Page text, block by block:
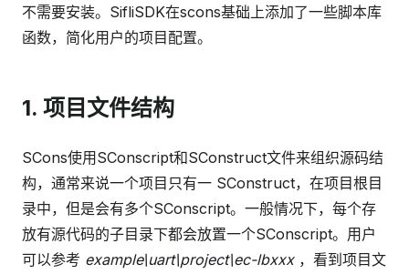
不需要安装。SifliSDK在scons基础上添加了一些脚本库
函数，简化用户的项目配置。
1. 项目文件结构
SCons使用SConscript和SConstruct文件来组织源码结
构，通常来说一个项目只有一 SConstruct，在项目根目
录中，但是会有多个SConscript。一般情况下，每个存
放有源代码的子目录下都会放置一个SConscript。用户
可以参考 example\uart\project\ec-lbxxx，看到项目文